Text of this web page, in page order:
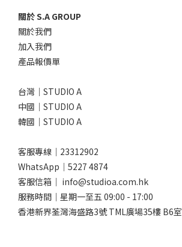
關於 S.A GROUP
關於我們
加入我們
產品報價單
台灣｜STUDIO A
中國｜STUDIO A
韓國｜STUDIO A
客服專線｜23312902
WhatsApp｜ 5227 4874
客服信箱｜ info@studioa.com.hk
服務時間｜星期一至五 09:00 - 17:00
香港新界荃灣海盛路3號 TML廣場35樓 B6室